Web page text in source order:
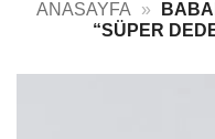
ANASAYFA »
“SÜPER